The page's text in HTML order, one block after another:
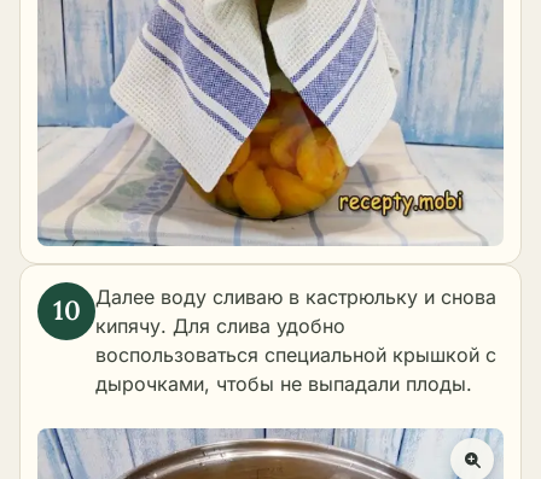
Далее воду сливаю в кастрюльку и снова
кипячу. Для слива удобно
воспользоваться специальной крышкой с
дырочками, чтобы не выпадали плоды.